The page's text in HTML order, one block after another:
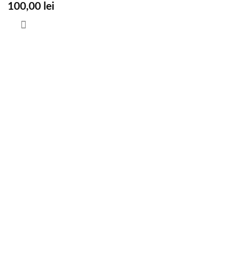
100,00 lei